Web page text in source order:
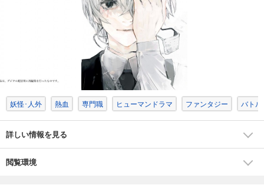
妖怪･人外 熱血 専門職 ヒューマンドラマ ファンタジー バト
詳しい情報を見る
閲覧環境
あらすじを表示する
東京喰種トーキョーグール:re 8
円 (税込)
試し読み
東京喰種トーキョーグール:re 9
カート